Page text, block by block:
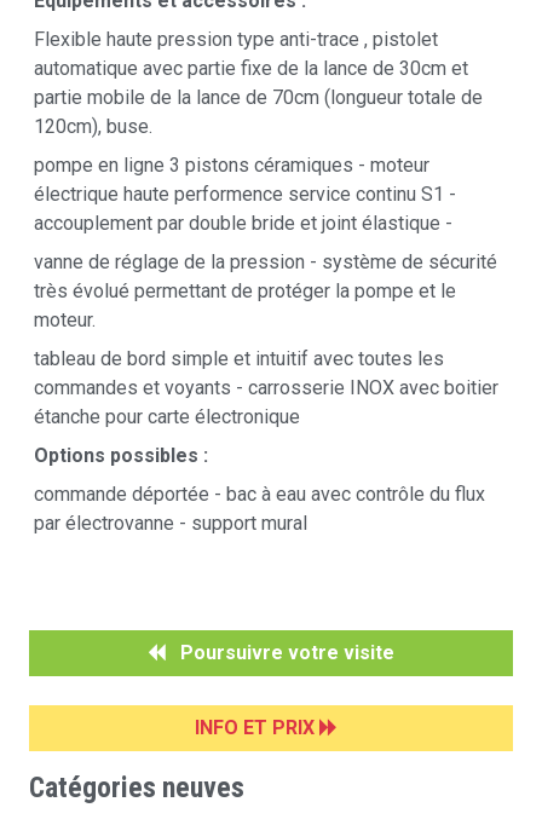
Flexible haute pression type anti-trace , pistolet
automatique avec partie fixe de la lance de 30cm et
partie mobile de la lance de 70cm (longueur totale de
120cm), buse.
pompe en ligne 3 pistons céramiques - moteur
électrique haute performence service continu S1 -
accouplement par double bride et joint élastique -
vanne de réglage de la pression - système de sécurité
très évolué permettant de protéger la pompe et le
moteur.
tableau de bord simple et intuitif avec toutes les
commandes et voyants - carrosserie INOX avec boitier
étanche pour carte électronique
Options possibles :
commande déportée - bac à eau avec contrôle du flux
par électrovanne - support mural
Poursuivre votre visite
INFO ET PRIX
Catégories neuves